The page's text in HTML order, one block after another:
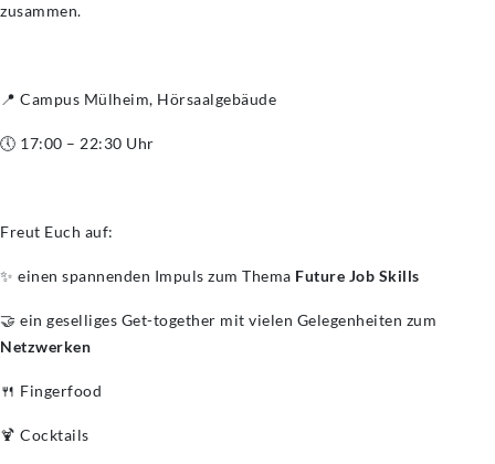
zusammen.
📍 Campus Mülheim, Hörsaalgebäude
🕔 17:00 – 22:30 Uhr
Freut Euch auf:
✨ einen spannenden Impuls zum Thema Future Job Skills
🤝 ein geselliges Get-together mit vielen Gelegenheiten zum
Netzwerken
🍴 Fingerfood
🍹 Cocktails